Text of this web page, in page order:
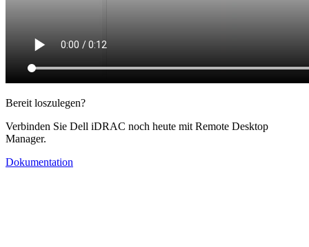
Bereit loszulegen?
Verbinden Sie Dell iDRAC noch heute mit Remote Desktop
Manager.
Dokumentation